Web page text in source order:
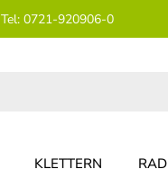
Tel: 0721-920906-0
KLETTERN RAD